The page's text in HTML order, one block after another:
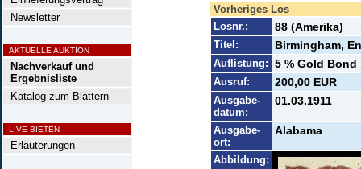
Newsletter
AKTUELLE AUKTION
Nachverkauf und
Ergebnisliste
Katalog zum Blättern
LIVE BIETEN
Erläuterungen
Vorheriges Los
Losnr.:
88 (Amerika)
Titel: Birmingham,
Auflistung: 5 % Gold Bond
Ausruf: 200,00 EUR
Ausgabe-
datum:
01.03.1911
Ausgabe-
ort:
Alabama
Abbildung: